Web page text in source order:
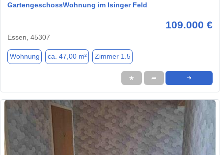
GartengeschossWohnung im Isinger Feld
109.000 €
Essen, 45307
Wohnung ca. 47,00 m² Zimmer 1.5
★ ➦ ➜